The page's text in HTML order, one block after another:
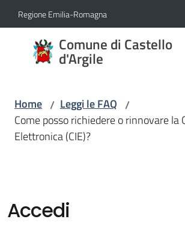
Vai al contenuto
Vai alla navigazione
Vai al footer
Regione Emilia-Romagna
Comune di Castello
d'Argile
Comune
di
Servizi
Home / Leggi le FAQ /
Come posso richiedere o rinnovare la
Elettronica (CIE)?
Accedi